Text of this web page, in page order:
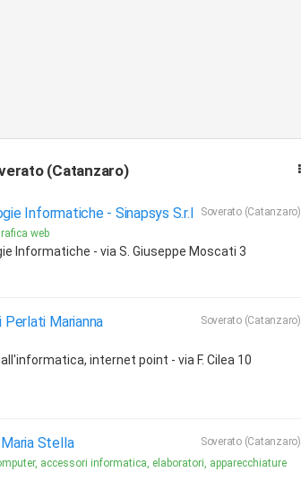
(Catanzaro)
Informatiche - Sinapsys S.r.l
Soverato (Catanzaro)
web
Informatiche - via S. Giuseppe Moscati 3
Perlati Marianna
Soverato (Catanzaro)
internet point - via F. Cilea 10
Stella
Soverato (Catanzaro)
accessori informatica, elaboratori, apparecchiature